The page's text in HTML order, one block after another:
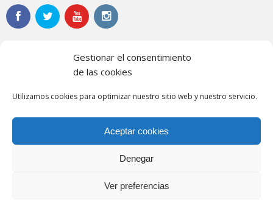
Gestionar el consentimiento
de las cookies
Utilizamos cookies para optimizar nuestro sitio web y nuestro servicio.
Aceptar cookies
Denegar
Ver preferencias
Noticias
Contacto